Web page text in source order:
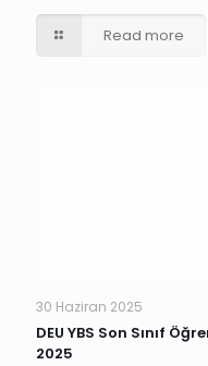
Read more
30 Haziran 2025
DEU YBS Son Sınıf
2025